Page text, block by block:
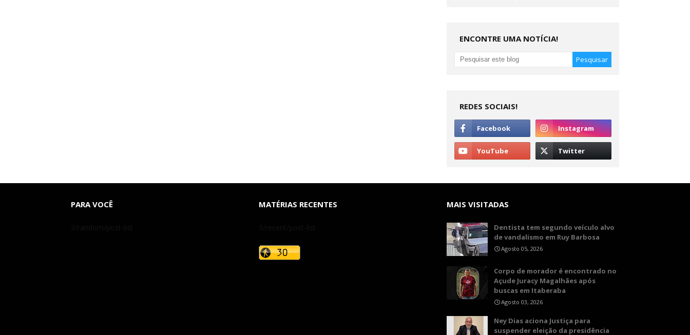
ENCONTRE UMA NOTÍCIA!
REDES SOCIAIS!
PARA VOCÊ
3/random/post-list
MATÉRIAS RECENTES
3/recent/post-list
MAIS VISITADAS
Dentista tem segundo veículo alvo
de vandalismo em Ruy Barbosa
Agosto 05, 2026
Corpo de morador é encontrado no
Açude Juracy Magalhães após
buscas em Itaberaba
Agosto 03, 2026
Ney Dias aciona Justiça para
suspender eleição da presidência